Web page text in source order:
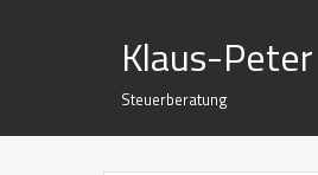
Klaus-
Steuerberatung